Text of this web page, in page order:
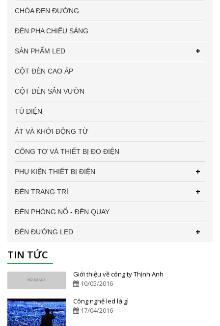
CHÓA ĐEN ĐƯỜNG
ĐÈN PHA CHIẾU SÁNG
SẢN PHẨM LED
CỘT ĐÈN CAO ÁP
CỘT ĐÈN SÂN VƯỜN
TỦ ĐIỆN
ÁT VÀ KHỞI ĐỘNG TỪ
CÔNG TƠ VÀ THIẾT BỊ ĐO ĐIỆN
PHỤ KIỆN THIẾT BỊ ĐIỆN
ĐÈN TRANG TRÍ
ĐÈN PHÒNG NỔ - ĐÈN QUAY
ĐÈN ĐƯỜNG LED
TIN TỨC
Giới thiệu về công ty Thịnh Anh
10/05/2016
Công nghệ led là gì
17/04/2016